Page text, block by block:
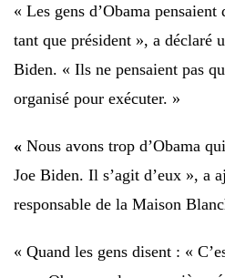
« Les gens d’Obama
tant que président », a déclaré
Biden. « Ils ne pensaient pas
organisé pour exécuter. »
« Nous avons trop d’Obama
Joe Biden. Il s’agit d’eux », a
responsable de la Maison
« Quand les gens disent : «